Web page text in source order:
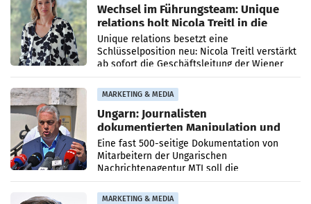
Wechsel im Führungsteam: Unique
relations holt Nicola Treitl in die
Geschäftsleitung
Unique relations besetzt eine
Schlüsselposition neu: Nicola Treitl verstärkt
ab sofort die Geschäftsleitung der Wiener
PR-Agentur an der Seite von Josef Kalina und
Anna Kalina-Mahr.
MARKETING & MEDIA
Ungarn: Journalisten
dokumentierten Manipulation und
Zensur
Eine fast 500-seitige Dokumentation von
Mitarbeitern der Ungarischen
Nachrichtenagentur MTI soll die
systematische Nachrichten-Manipulation und
Zensur bei der Agentur während der Zeit
MARKETING & MEDIA